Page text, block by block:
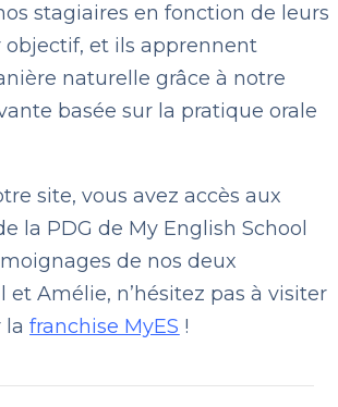
stagiaires en fonction de leurs
objectif, et ils apprennent
naturelle grâce à notre
basée sur la pratique orale
site, vous avez accès aux
la PDG de My English School
de nos deux
et Amélie, n’hésitez pas à visiter
lafranchise MyES !